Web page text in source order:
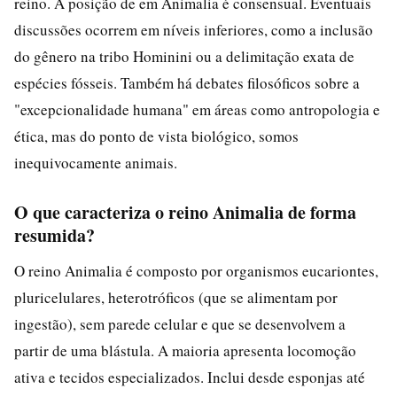
discussões ocorrem em níveis inferiores, como a inclusão
do gênero na tribo Hominini ou a delimitação exata de
espécies fósseis. Também há debates filosóficos sobre a
"excepcionalidade humana" em áreas como antropologia e
ética, mas do ponto de vista biológico, somos
inequivocamente animais.
O que caracteriza o reino Animalia de forma
resumida?
O reino Animalia é composto por organismos eucariontes,
pluricelulares, heterotróficos (que se alimentam por
ingestão), sem parede celular e que se desenvolvem a
partir de uma blástula. A maioria apresenta locomoção
ativa e tecidos especializados. Inclui desde esponjas até